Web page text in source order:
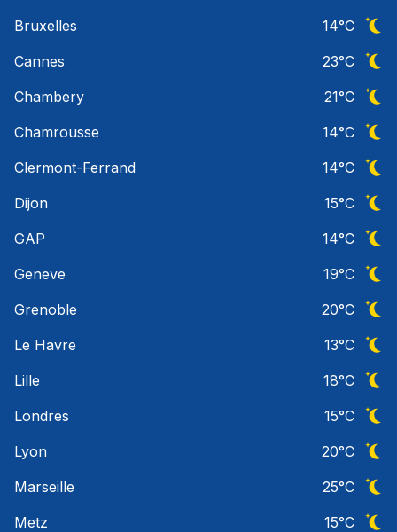
Bruxelles
14°C
Cannes
23°C
Chambery
21°C
Chamrousse
14°C
Clermont-Ferrand
14°C
Dijon
15°C
GAP
14°C
Geneve
19°C
Grenoble
20°C
Le Havre
13°C
Lille
18°C
Londres
15°C
Lyon
20°C
Marseille
25°C
Metz
15°C